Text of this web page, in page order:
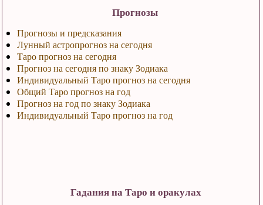
Прогнозы
Прогнозы и предсказания
Лунный астропрогноз на сегодня
Таро прогноз на сегодня
Прогноз на сегодня по знаку Зодиака
Индивидуальный Таро прогноз на сегодня
Общий Таро прогноз на год
Прогноз на год по знаку Зодиака
Индивидуальный Таро прогноз на год
Гадания на Таро и оракулах